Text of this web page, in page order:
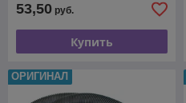
53,50 руб.
Купить
ОРИГИНАЛ